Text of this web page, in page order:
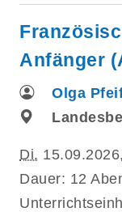
Anfänger
Olga
Di.
Dauer: 12